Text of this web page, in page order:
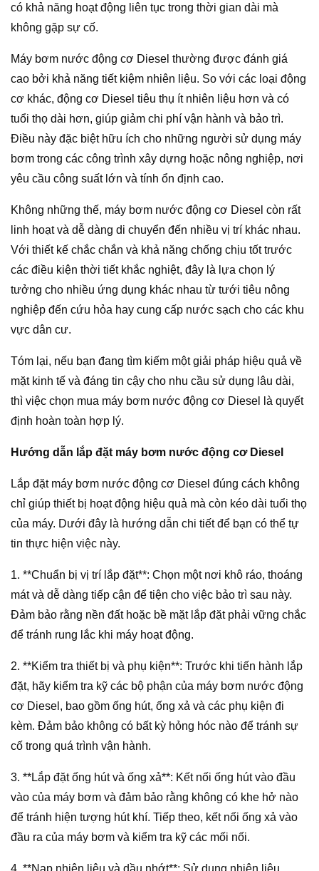
có khả năng hoạt động liên tục trong thời gian dài mà
không gặp sự cố.
Máy bơm nước động cơ Diesel thường được đánh giá
cao bởi khả năng tiết kiệm nhiên liệu. So với các loại động
cơ khác, động cơ Diesel tiêu thụ ít nhiên liệu hơn và có
tuổi thọ dài hơn, giúp giảm chi phí vận hành và bảo trì.
Điều này đặc biệt hữu ích cho những người sử dụng máy
bơm trong các công trình xây dựng hoặc nông nghiệp, nơi
yêu cầu công suất lớn và tính ổn định cao.
Không những thế, máy bơm nước động cơ Diesel còn rất
linh hoạt và dễ dàng di chuyển đến nhiều vị trí khác nhau.
Với thiết kế chắc chắn và khả năng chống chịu tốt trước
các điều kiện thời tiết khắc nghiệt, đây là lựa chọn lý
tưởng cho nhiều ứng dụng khác nhau từ tưới tiêu nông
nghiệp đến cứu hỏa hay cung cấp nước sạch cho các khu
vực dân cư.
Tóm lại, nếu bạn đang tìm kiếm một giải pháp hiệu quả về
mặt kinh tế và đáng tin cậy cho nhu cầu sử dụng lâu dài,
thì việc chọn mua máy bơm nước động cơ Diesel là quyết
định hoàn toàn hợp lý.
Hướng dẫn lắp đặt máy bơm nước động cơ Diesel
Lắp đặt máy bơm nước động cơ Diesel đúng cách không
chỉ giúp thiết bị hoạt động hiệu quả mà còn kéo dài tuổi thọ
của máy. Dưới đây là hướng dẫn chi tiết để bạn có thể tự
tin thực hiện việc này.
1. **Chuẩn bị vị trí lắp đặt**: Chọn một nơi khô ráo, thoáng
mát và dễ dàng tiếp cận để tiện cho việc bảo trì sau này.
Đảm bảo rằng nền đất hoặc bề mặt lắp đặt phải vững chắc
để tránh rung lắc khi máy hoạt động.
2. **Kiểm tra thiết bị và phụ kiện**: Trước khi tiến hành lắp
đặt, hãy kiểm tra kỹ các bộ phận của máy bơm nước động
cơ Diesel, bao gồm ống hút, ống xả và các phụ kiện đi
kèm. Đảm bảo không có bất kỳ hỏng hóc nào để tránh sự
cố trong quá trình vận hành.
3. **Lắp đặt ống hút và ống xả**: Kết nối ống hút vào đầu
vào của máy bơm và đảm bảo rằng không có khe hở nào
để tránh hiện tượng hút khí. Tiếp theo, kết nối ống xả vào
đầu ra của máy bơm và kiểm tra kỹ các mối nối.
4. **Nạp nhiên liệu và dầu nhớt**: Sử dụng nhiên liệu